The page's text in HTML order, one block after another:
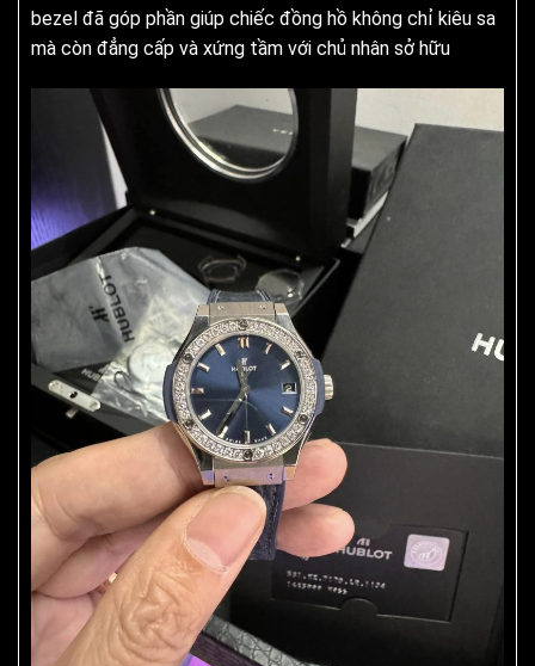
bezel đã góp phần giúp chiếc đồng hồ không chỉ kiêu sa
mà còn đẳng cấp và xứng tầm với chủ nhân sở hữu